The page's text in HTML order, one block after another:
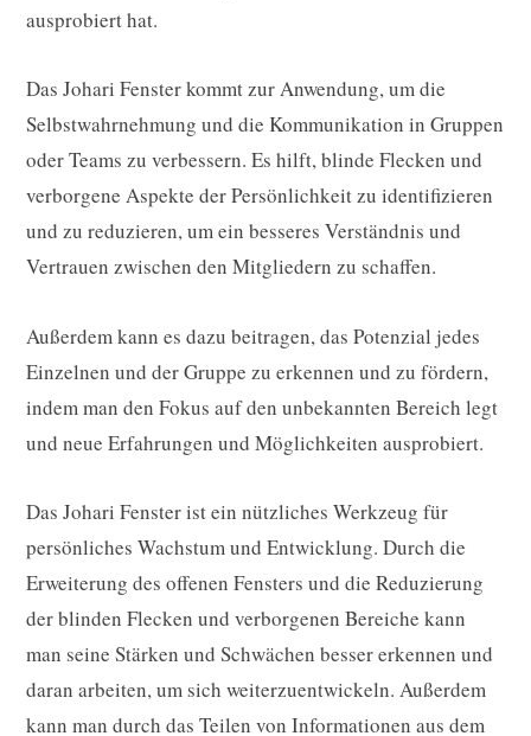
ausprobiert hat.
Das Johari Fenster kommt zur Anwendung, um die
Selbstwahrnehmung und die Kommunikation in Gruppen
oder Teams zu verbessern. Es hilft, blinde Flecken und
verborgene Aspekte der Persönlichkeit zu identifizieren
und zu reduzieren, um ein besseres Verständnis und
Vertrauen zwischen den Mitgliedern zu schaffen.
Außerdem kann es dazu beitragen, das Potenzial jedes
Einzelnen und der Gruppe zu erkennen und zu fördern,
indem man den Fokus auf den unbekannten Bereich legt
und neue Erfahrungen und Möglichkeiten ausprobiert.
Das Johari Fenster ist ein nützliches Werkzeug für
persönliches Wachstum und Entwicklung. Durch die
Erweiterung des offenen Fensters und die Reduzierung
der blinden Flecken und verborgenen Bereiche kann
man seine Stärken und Schwächen besser erkennen und
daran arbeiten, um sich weiterzuentwickeln. Außerdem
kann man durch das Teilen von Informationen aus dem